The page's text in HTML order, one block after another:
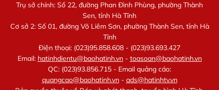
Trụ sở chính: Số 22, đường Phan Đình Phùng, phường Thành
Sen, tỉnh Hà Tĩnh
Cơ sở 2: Số 01, đường Võ Liêm Sơn, phường Thành Sen, tỉnh Hà
Tĩnh
Điện thoại: (023)95.858.608 - (023)93.693.427
Email: hatinhdientu@baohatinh.vn- toasoan@baohatinh.vn
QC: (023)93.856.715 - Email quảng cáo:
quangcao@baohatinh.vn- ads@hatinhtv.vn